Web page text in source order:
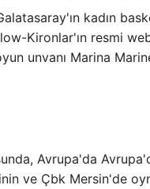
kadın
Kironlar'ın resmi
unvanı Marina
Avrupa'da
ve Çbk Mersin'de